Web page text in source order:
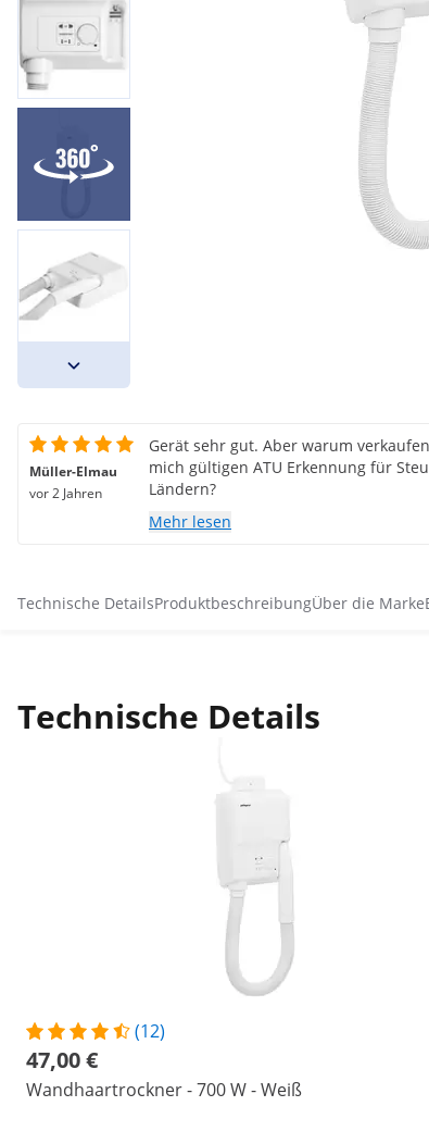
Müller-Elmau
vor 2 Jahren
Gerät sehr gut. Aber warum
mich gültigen ATU Erkennung für
Ländern?
Mehr lesen
Technische DetailsProduktbeschreibungÜber die Marke
Technische Details
(12)
47,00 €
Wandhaartrockner - 700 W - Weiß